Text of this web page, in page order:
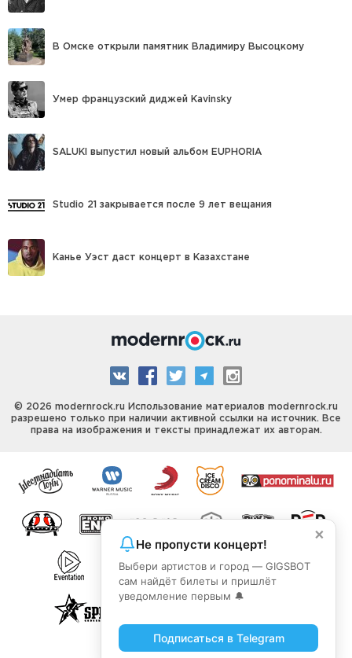
В Омске открыли памятник Владимиру Высоцкому
Умер французский диджей Kavinsky
SALUKI выпустил новый альбом EUPHORIA
Studio 21 закрывается после 9 лет вещания
Канье Уэст даст концерт в Казахстане
© 2026 modernrock.ru Использование материалов modernrock.ru
разрешено только при наличии активной ссылки на источник. Все
права на изображения и тексты принадлежат их авторам.
×
Не пропусти концерт!
Выбери артистов и город — GIGSBOT
сам найдёт билеты и пришлёт
уведомление первым 🔔
Подписаться в Telegram